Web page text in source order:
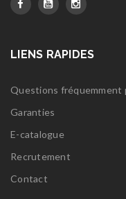
LIENS RAPIDES
Questions fréquemment
Garanties
E-catalogue
Recrutement
Contact